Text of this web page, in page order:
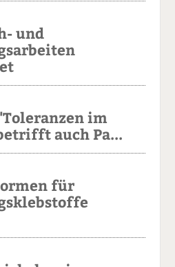
und
im
auch Pa...
für